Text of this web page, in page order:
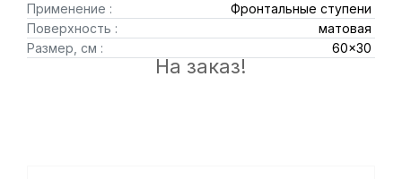
Применение :
Фронтальные ступени
Поверхность :
матовая
Размер, см :
60x30
На заказ!